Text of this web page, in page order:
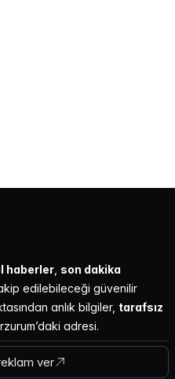
haberler son dakika
edilebileceği güvenilir
anlık bilgiler, tarafsız
adresi.
ver